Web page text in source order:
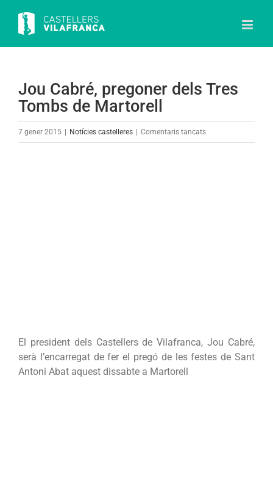
content
Jou Cabré, pregoner dels Tres
Tombs de Martorell
7 gener 2015 Notícies castelleres Comentaris tancatsa
El president dels Castellers de Vilafranca, Jou Cabré,
serà l’encarregat de fer el pregó de les festes de Sant
Antoni Abat aquest dissabte a Martorell